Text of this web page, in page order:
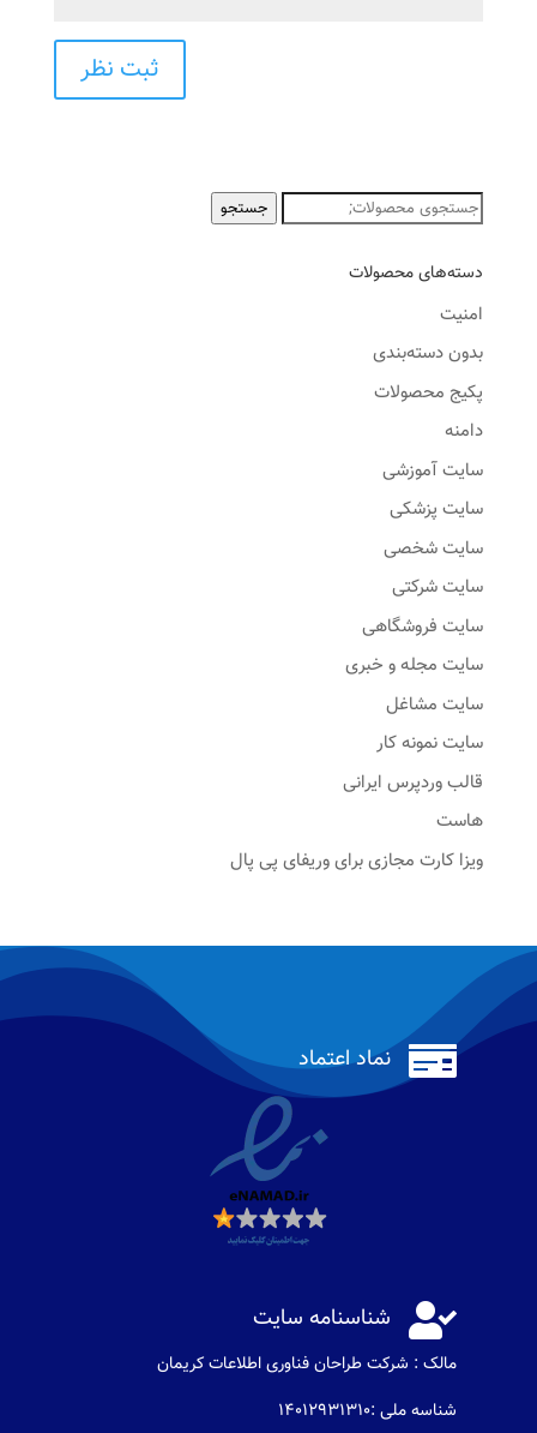
جستجو
جستجو
دسته‌های محصولات
امنیت
بدون دسته‌بندی
پکیج محصولات
دامنه
سایت آموزشی
سایت پزشکی
سایت شخصی
سایت شرکتی
سایت فروشگاهی
سایت مجله و خبری
سایت مشاغل
سایت نمونه کار
قالب وردپرس ایرانی
هاست
ویزا کارت مجازی برای وریفای پی پال
 نماد اعتماد
 شناسنامه سایت
مالک : شرکت طراحان فناوری اطلاعات كريمان
شناسه ملی :14012931310